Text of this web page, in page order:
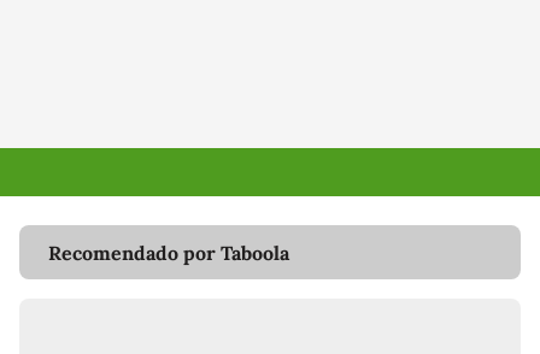
Recomendado por Taboola